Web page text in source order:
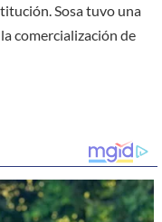
Sosa tuvo una
comercialización de